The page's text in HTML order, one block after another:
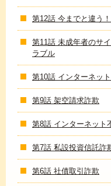
第12話 今までと違う
第11話 未成年者のサ
ラブル
第10話 インターネッ
第9話 架空請求詐欺
第8話 インターネット
第7話 私設投資信託詐
第6話 社債取引詐欺